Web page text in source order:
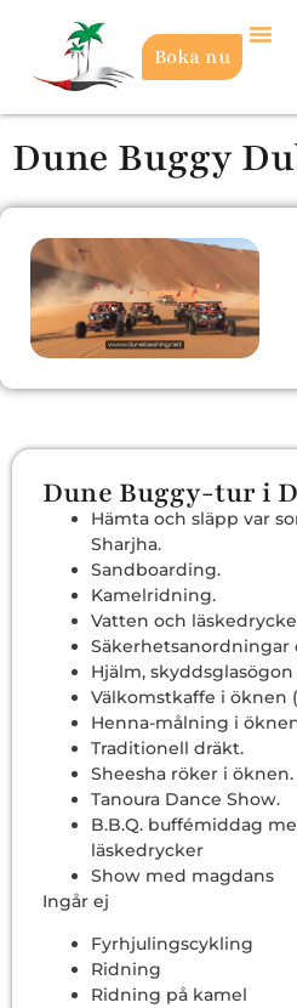
Boka nu
Dune Buggy
Dune Buggy-tur i
Hämta och släpp var
Sharjha.
Sandboarding.
Kamelridning.
Vatten och
Hjälm,
Välkomstkaffe i öknen
Henna-målning i
Traditionell dräkt.
Sheesha röker i öknen.
Tanoura Dance Show.
B.B.Q. buffémiddag
läskedrycker
Show med magdans
Ingår ej
Fyrhjulingscykling
Ridning
Ridning på kamel